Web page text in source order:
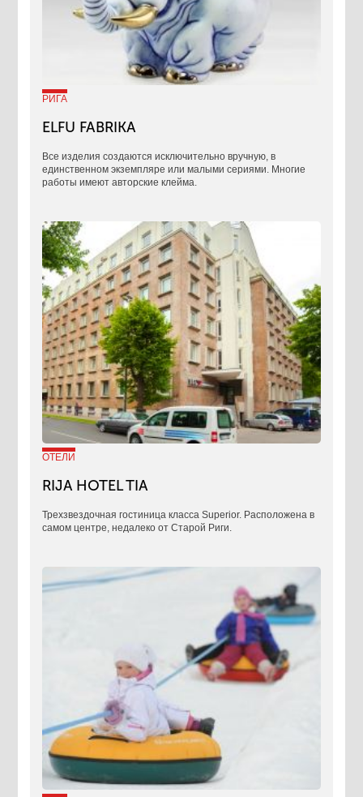
РИГА
ELFU FABRIKA
Все изделия создаются исключительно вручную, в
единственном экземпляре или малыми сериями. Многие
работы имеют авторские клейма.
ОТЕЛИ
RIJA HOTEL TIA
Трехзвездочная гостиница класса Superior. Расположена в
самом центре, недалеко от Старой Риги.